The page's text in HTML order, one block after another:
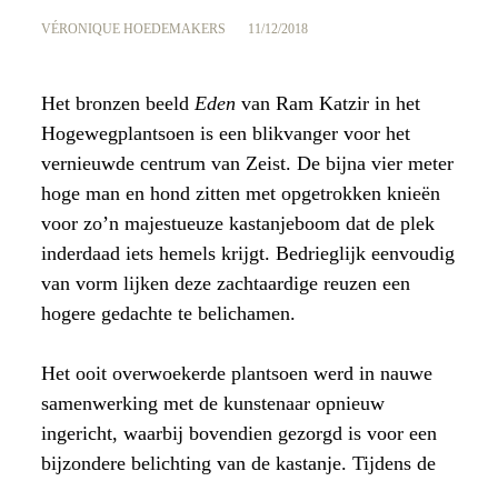
VÉRONIQUE HOEDEMAKERS 11/12/2018
Het bronzen beeldEdenvan Ram Katzir in het
Hogewegplantsoen is een blikvanger voor het
vernieuwde centrum van Zeist. De bijna vier meter
hoge man en hond zitten met opgetrokken knieën
voor zo’n majestueuze kastanjeboom dat de plek
inderdaad iets hemels krijgt. Bedrieglijk eenvoudig
van vorm lijken deze zachtaardige reuzen een
hogere gedachte te belichamen.
Het ooit overwoekerde plantsoen werd in nauwe
samenwerking met de kunstenaar opnieuw
ingericht, waarbij bovendien gezorgd is voor een
bijzondere belichting van de kastanje. Tijdens de